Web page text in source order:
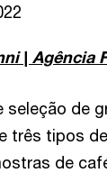
| Agência
seleção de
três tipos
de